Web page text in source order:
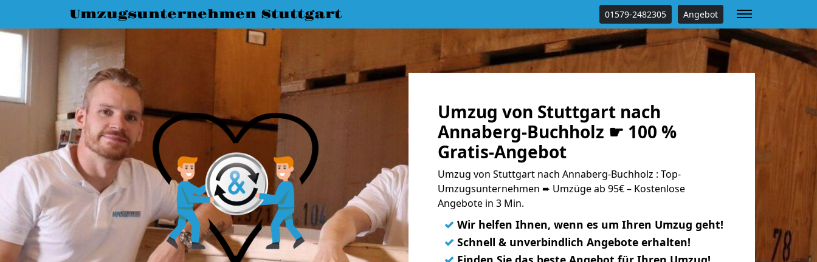
Umzugsunternehmen Stuttgart 01579-2482305 Angebot
Umzug von Stuttgart nach
Annaberg-Buchholz ☛ 100 %
Gratis-Angebot
Umzug von Stuttgart nach Annaberg-Buchholz : Top-
Umzugsunternehmen ➨ Umzüge ab 95€ – Kostenlose
Angebote in 3 Min.
✓ Wir helfen Ihnen, wenn es um Ihren Umzug geht!
✓ Schnell & unverbindlich Angebote erhalten!